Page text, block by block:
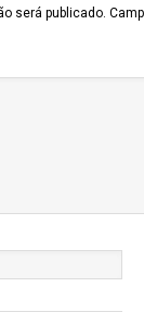
será publicado.